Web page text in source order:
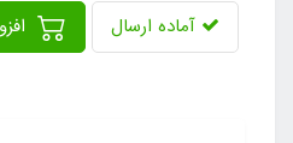
آماده ارسال